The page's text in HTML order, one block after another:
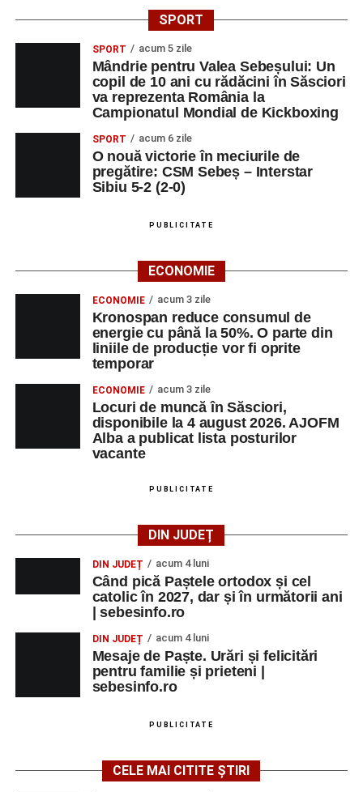
Cooperativa 9;
Orele 10:00–19:00 – Stadionul Pielarul:
Sebeșului la Fotbal Juniori, ediția I (Under 9 și
Under 11);
Orele 16:00–24:00 – Parcul Arini:parc de
distracții.
Sâmbătă, 30 august
Nexxt Band,Red Ravine
Orele 10:00–19:00 – Stadionul Pielarul:
Sebeșului la Fotbal Juniori
Orele 16:00–24:00 – Parcul Arini:parc de
distracții.
Duminică, 31 august
Orele 10:00–14:00 – Stadionul Pielarul:ultimele
meciuri din cadrulCupei Sebeșului la Fotbal
Ora 17:00 – Parcul Zăvoi din Petrești:
participarea unor îndrăgiți interpreți de muzică
Orele 16:00–24:00 – Parcul Arini:parc de
distracții.
Adaugă-ne ca sursă preferată
Urmărește-ne pe Google News
Ultimele știri din Sebeș
SPORT
SPORT acum 5 zile
Mândrie pentru Valea Sebeșului: Un
copil de 10 ani cu rădăcini în Săsciori
va reprezenta România la
Campionatul Mondial de Kickboxing
SPORT acum 6 zile
O nouă victorie în meciurile de
pregătire: CSM Sebeș – Interstar
Sibiu 5-2 (2-0)
PUBLICITATE
ECONOMIE
ECONOMIE acum 3 zile
Kronospan reduce consumul de
energie cu până la 50%. O parte din
liniile de producție vor fi oprite
temporar
ECONOMIE acum 3 zile
Locuri de muncă în Săsciori,
disponibile la 4 august 2026. AJOFM
Alba a publicat lista posturilor
vacante
PUBLICITATE
DIN JUDEȚ
DIN JUDEȚ acum 4 luni
Când pică Paștele ortodox și cel
catolic în 2027, dar și în următorii ani
| sebesinfo.ro
DIN JUDEȚ acum 4 luni
Mesaje de Paște. Urări și felicitări
pentru familie și prieteni |
sebesinfo.ro
PUBLICITATE
CELE MAI CITITE ȘTIRI